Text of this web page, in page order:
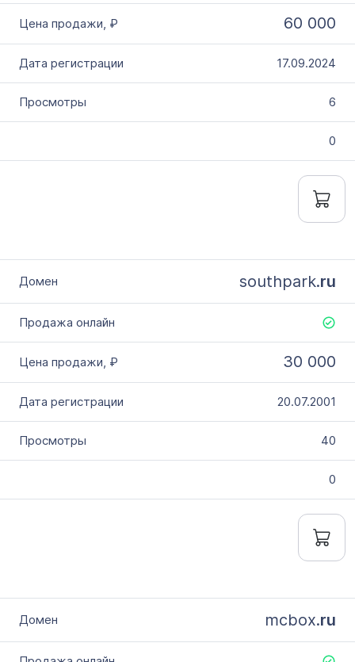
60 000
17.09.2024
6
0
southpark.ru
30 000
20.07.2001
40
0
mcbox.ru